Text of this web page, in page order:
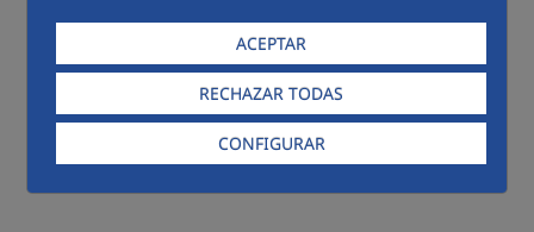
ACEPTAR
RECHAZAR TODAS
CONFIGURAR
consonancia con las necesidades de los usuarios.
Prueba de ello, el porcentaje de reclamaciones
del año 2025 de los contratos en vigor de
que se sitúa en0.82%, es decir,solo 8.2 de cada
1.000 clientes interpusieron una reclamación.